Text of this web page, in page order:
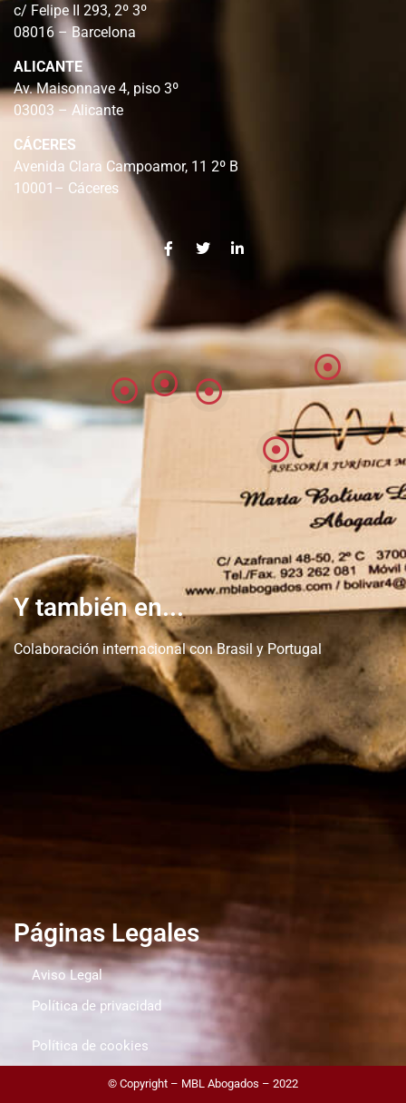
c/ Felipe II 293, 2º 3º
08016 – Barcelona
ALICANTE
Av. Maisonnave 4, piso 3º
03003 – Alicante
CÁCERES
Avenida Clara Campoamor, 11 2º B
10001– Cáceres
Y también en...
Colaboración internacional con Brasil y Portugal
Páginas Legales
Aviso Legal
Política de privacidad
Política de cookies
© Copyright – MBL Abogados – 2022